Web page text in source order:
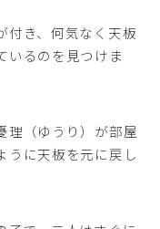
付き、何気なく天板
いるのを見つけま
理（ゆうり）が部屋
うに天板を元に戻し